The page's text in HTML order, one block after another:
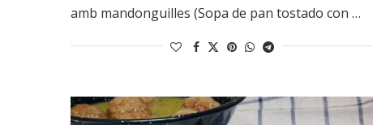
amb mandonguilles (Sopa de pan tostado con …